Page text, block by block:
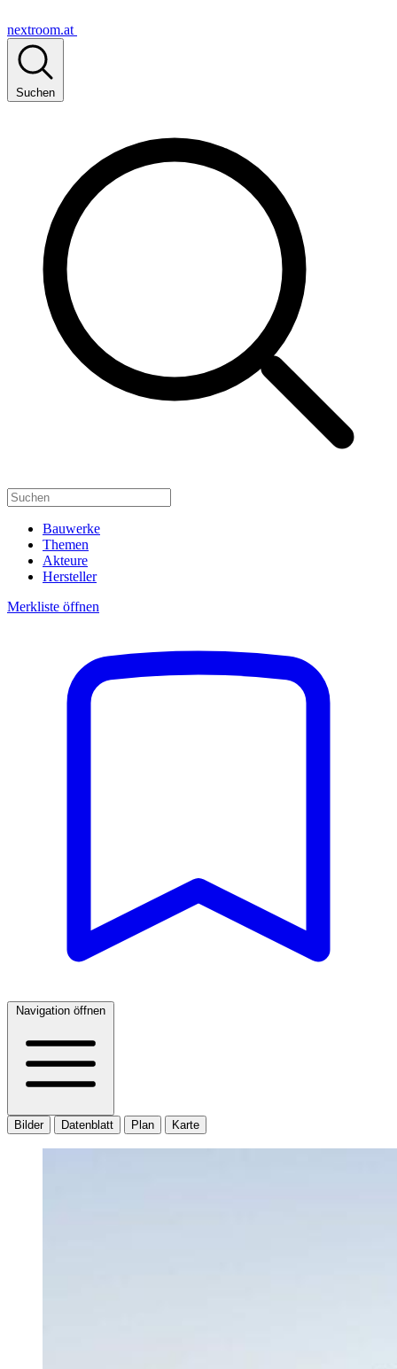
nextroom.at
Suchen
Bauwerke
Themen
Akteure
Hersteller
Merkliste öffnen
Navigation öffnen
Bilder Datenblatt Plan Karte